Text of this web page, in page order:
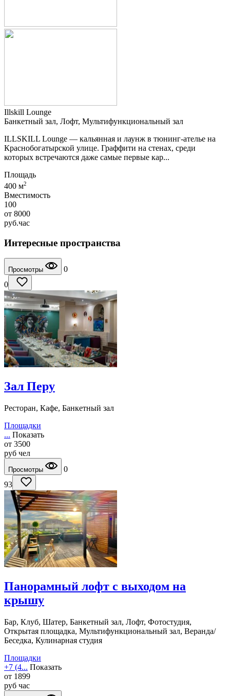
Illskill Lounge
Банкетный зал, Лофт, Мультифункциональный зал
ILLSKILL Lounge — кальянная и лаунж в тюнинг-ателье на
Краснобогатырской улице. Граффити на стенах, среди
которых встречаются даже самые первые кар...
Площадь
400 м2
Вместимость
100
от 8000
руб.час
Интересные пространства
Просмотры
0
0
Зал Перу
Ресторан, Кафе, Банкетный зал
Площадки
... Показать
от 3500
руб чел
Просмотры
0
93
Панорамный лофт с выходом на
крышу
Бар, Клуб, Шатер, Банкетный зал, Лофт, Фотостудия,
Открытая площадка, Мультифункциональный зал, Веранда/
Беседка, Кулинарная студия
Площадки
+7 (4... Показать
от 1899
руб час